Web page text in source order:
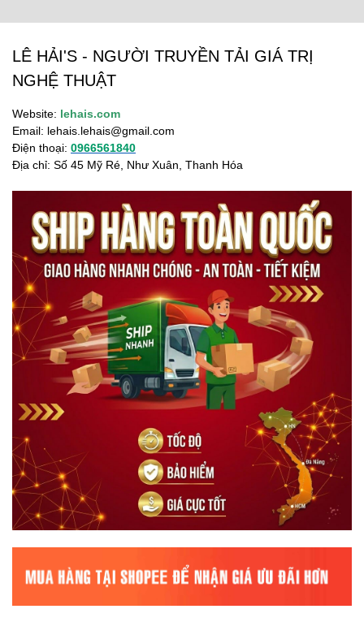
LÊ HẢI'S - NGƯỜI TRUYỀN TẢI GIÁ TRỊ
NGHỆ THUẬT
Website: lehais.com
Email: lehais.lehais@gmail.com
Điện thoại: 0966561840
Địa chỉ: Số 45 Mỹ Ré, Như Xuân, Thanh Hóa